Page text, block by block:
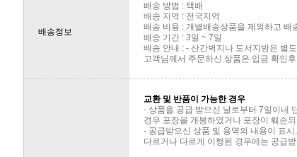
배송정보
배송 방법 : 택배
배송 지역 : 전국지역
배송 비용 : 개별배송상품을 제외하고 배
배송 기간 : 3일 ~ 7일
배송 안내 : - 산간벽지나 도서지방은 별
고객님께서 주문하신 상품은 입금 확인
교환 및 반품이 가능한 경우
- 상품을 공급 받으신 날로부터 7일이내
경우 포장을 개봉하였거나 포장이 훼손
- 공급받으신 상품 및 용역의 내용이 표
다르거나 다르게 이행된 경우에는 공급